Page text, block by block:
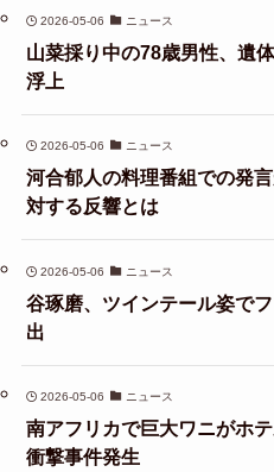
2026-05-06 ニュース
山菜採り中の78歳男性、遺
浮上
2026-05-06 ニュース
河合郁人の料理番組での発
対する反響とは
2026-05-06 ニュース
谷琢磨、ツインテール姿で
出
2026-05-06 ニュース
南アフリカで巨大ワニがホ
衝撃事件発生